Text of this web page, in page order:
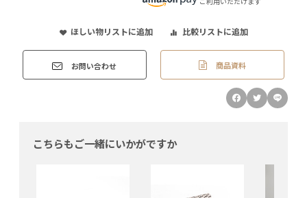
ほしい物リストに追加 比較リストに追加
お問い合わせ 商品資料
こちらもご一緒にいかがですか